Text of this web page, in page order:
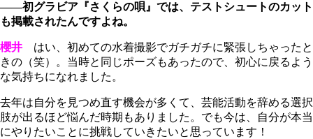
――初グラビア『さくらの唄』では、テストシュートのカット
も掲載されたんですよね。
櫻井 はい、初めての水着撮影でガチガチに緊張しちゃったと
きの（笑）。当時と同じポーズもあったので、初心に戻るよう
な気持ちになれました。
去年は自分を見つめ直す機会が多くて、芸能活動を辞める選択
肢が出るほど悩んだ時期もありました。でも今は、自分が本当
にやりたいことに挑戦していきたいと思っています！